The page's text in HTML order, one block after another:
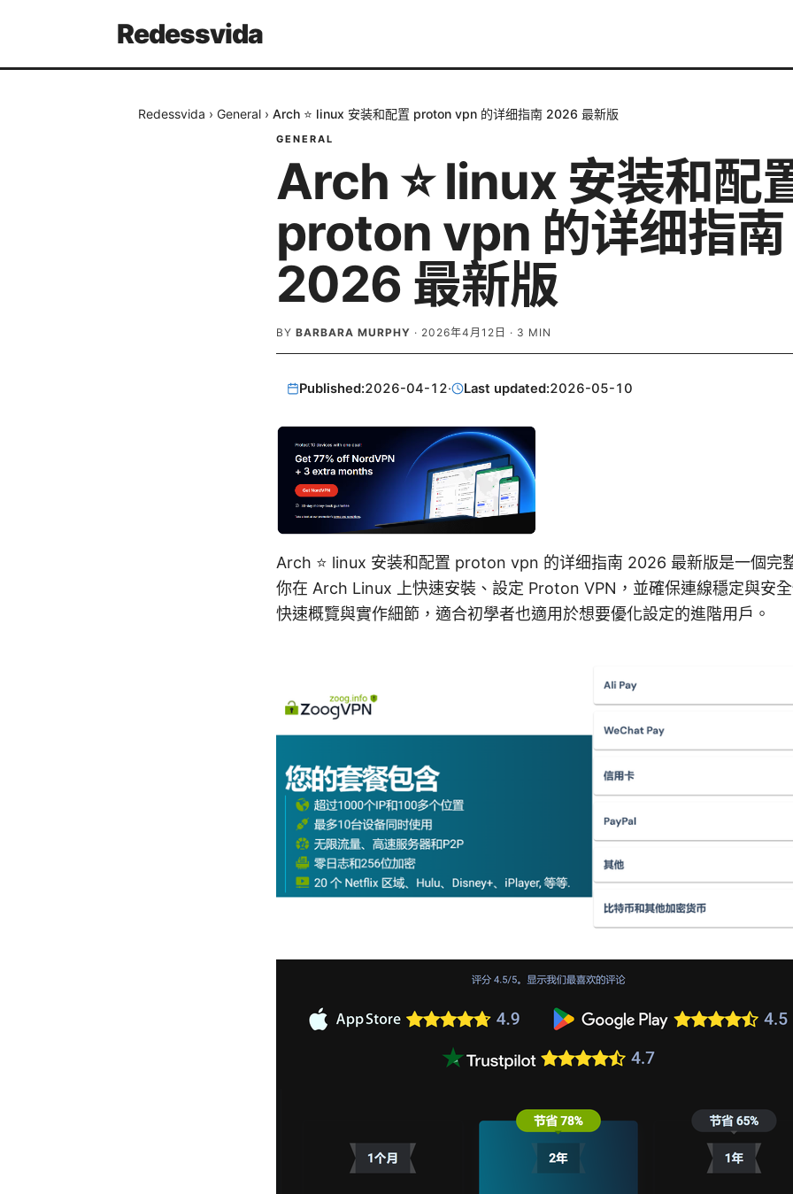
Redessvida
Redessvida › General › Arch ⭐ linux 安装和配置 proton vpn 的详细指南 2026 最新版
GENERAL
Arch ⭐ linux 安装和配
proton vpn 的详细指南
2026 最新版
BY BARBARA MURPHY · 2026年4月12日 · 3 MIN
Published:2026-04-12· Last updated:2026-05-10
Arch ⭐ linux 安装和配置 proton vpn 的详细指南 2026 最新版是一個完
你在 Arch Linux 上快速安裝、設定 Proton VPN，並確保連線穩定與安
快速概覽與實作細節，適合初學者也適用於想要優化設定的進階用戶。